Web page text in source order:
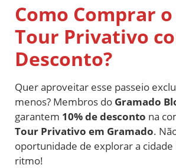
Como Comprar
Tour Privativo
Desconto?
Quer aproveitar esse passeio
menos? Membros do Gramado
garantem 10% de desconto na
Tour Privativo em Gramado.
oportunidade de explorar a
ritmo!